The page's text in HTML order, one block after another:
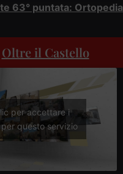
63° puntata: Ortopedia
Oltre il Castello
per accettare i
questo servizio